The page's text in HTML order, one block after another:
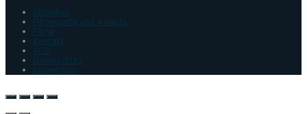
Aktuelles
Filmografie und Awards
Filme
Kontakt
AGB
Datenschutz
Impressum